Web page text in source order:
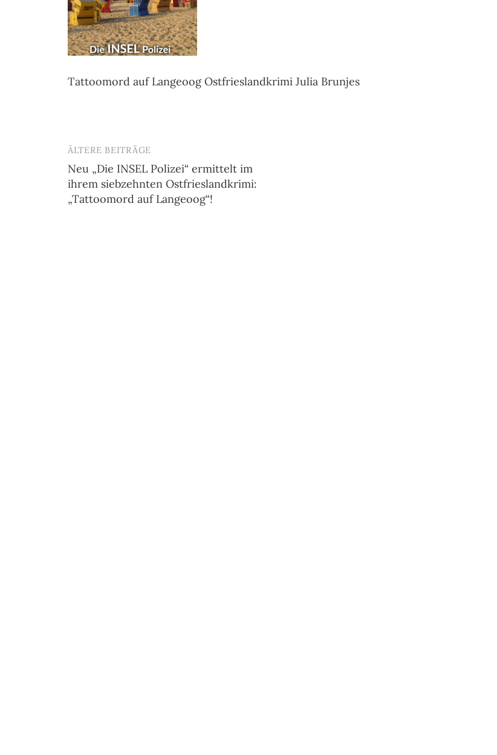
Tattoomord auf Langeoog Ostfrieslandkrimi Julia Brunjes
Beitragsnavigation
ÄLTERE BEITRÄGE
Neu „Die INSEL Polizei“ ermittelt im
ihrem siebzehnten Ostfrieslandkrimi:
„Tattoomord auf Langeoog“!